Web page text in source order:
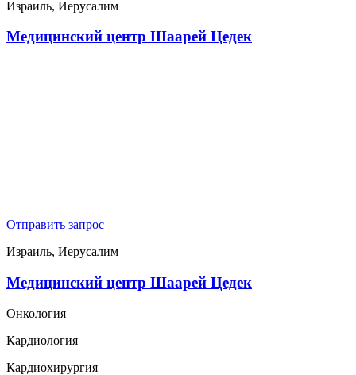
Израиль, Иерусалим
Медицинский центр Шаарей Цедек
Отправить запрос
Израиль, Иерусалим
Медицинский центр Шаарей Цедек
Онкология
Кардиология
Кардиохирургия